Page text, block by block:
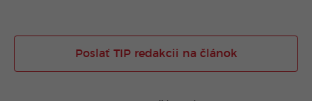
Poslať TIP redakcii na článok